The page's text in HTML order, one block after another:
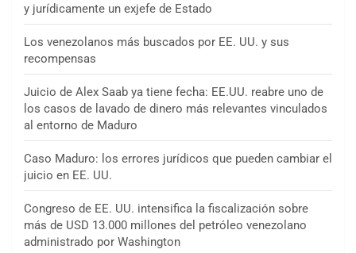
y jurídicamente un exjefe de Estado
Los venezolanos más buscados por EE. UU. y sus
recompensas
Juicio de Alex Saab ya tiene fecha: EE.UU. reabre uno de
los casos de lavado de dinero más relevantes vinculados
al entorno de Maduro
Caso Maduro: los errores jurídicos que pueden cambiar el
juicio en EE. UU.
Congreso de EE. UU. intensifica la fiscalización sobre
más de USD 13.000 millones del petróleo venezolano
administrado por Washington